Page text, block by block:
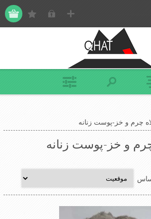
چرم و خز-پوست زنانه
و خز-پوست زنانه